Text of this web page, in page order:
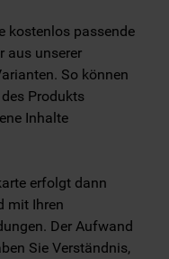
kostenlos passende
aus unserer
So können
Produkts
Inhalte
erfolgt dann
mit Ihren
Der Aufwand
Sie Verständnis,